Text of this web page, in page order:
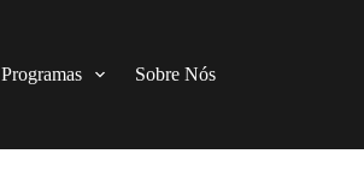
Programas Sobre Nós